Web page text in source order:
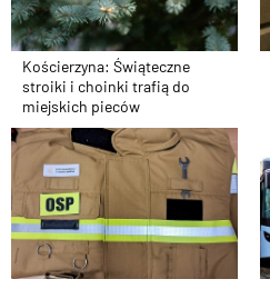
Kościerzyna: Świąteczne
stroiki i choinki trafią do
miejskich pieców